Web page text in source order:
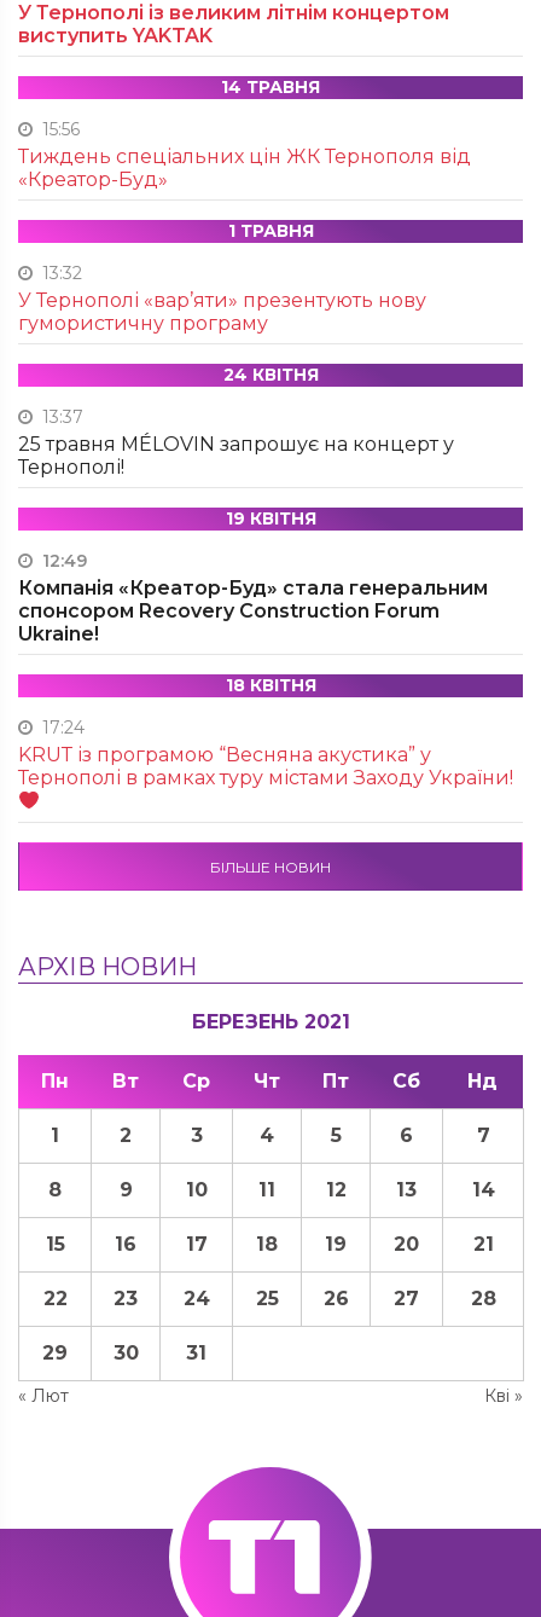
У Тернополі із великим літнім концертом
виступить YAKTAK
14 ТРАВНЯ
15:56
Тиждень спеціальних цін ЖК Тернополя від
«Креатор-Буд»
1 ТРАВНЯ
13:32
У Тернополі «вар’яти» презентують нову
гумористичну програму
24 КВІТНЯ
13:37
25 травня MÉLOVIN запрошує на концерт у
Тернополі!
19 КВІТНЯ
12:49
Компанія «Креатор-Буд» стала генеральним
спонсором Recovery Construction Forum
Ukraine!
18 КВІТНЯ
17:24
KRUТ із програмою “Весняна акустика” у
Тернополі в рамках туру містами Заходу України!
БІЛЬШЕ НОВИН
АРХІВ НОВИН
БЕРЕЗЕНЬ 2021
Пн Вт Ср Чт Пт Сб Нд
« Лют Кві »
1 2 3 4 5 6 7
8 9 10 11 12 13 14
15 16 17 18 19 20 21
22 23 24 25 26 27 28
29 30 31